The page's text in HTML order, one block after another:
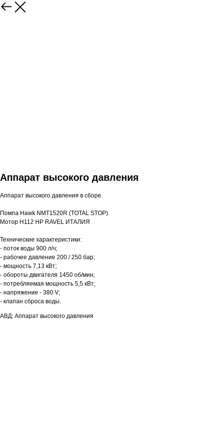
Аппарат высокого давления
Аппарат высокого давления в сборе.
Помпа Hawk NMT1520R (TOTAL STOP)
Мотор H112 HP RAVEL ИТАЛИЯ
Технические характеристики:
- поток воды 900 л/ч;
- рабочее давление 200 / 250 бар;
- мощность 7,13 кВт;
- обороты двигателя 1450 об/мин;
- потребляемая мощность 5,5 кВт;
- напряжение - 380 V;
- клапан сброса воды.
АВД: Аппарат высокого давления